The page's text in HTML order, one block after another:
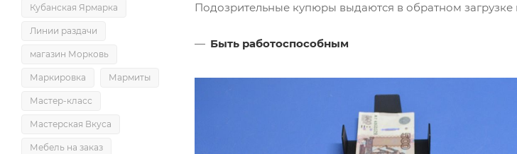
Подозрительные купюры выдаются в обратном загрузке
Быть работоспособным
Кубанская Ярмарка
Линии раздачи
магазин Морковь
Маркировка Мармиты
Мастер-класс
Мастерская Вкуса
Мебель на заказ